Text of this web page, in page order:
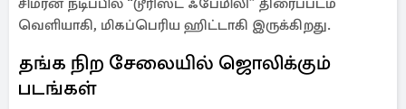
சிம்ரன் நடிப்பில் “டூரிஸ்ட் ஃபேமிலி” திரைப்படம்
வெளியாகி, மிகப்பெரிய ஹிட்டாகி இருக்கிறது.
தங்க நிற சேலையில் ஜொலிக்கும்
படங்கள்